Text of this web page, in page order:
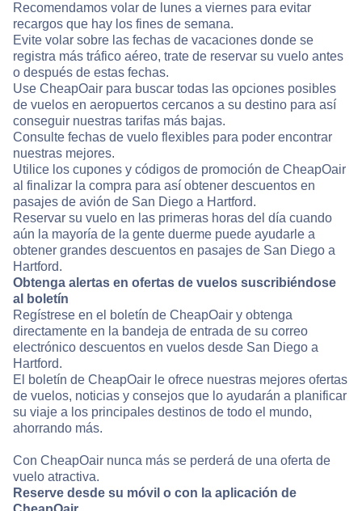
Recomendamos volar de lunes a viernes para evitar
recargos que hay los fines de semana.
Evite volar sobre las fechas de vacaciones donde se
registra más tráfico aéreo, trate de reservar su vuelo antes
o después de estas fechas.
Use CheapOair para buscar todas las opciones posibles
de vuelos en aeropuertos cercanos a su destino para así
conseguir nuestras tarifas más bajas.
Consulte fechas de vuelo flexibles para poder encontrar
nuestras mejores.
Utilice los cupones y códigos de promoción de CheapOair
al finalizar la compra para así obtener descuentos en
pasajes de avión de San Diego a Hartford.
Reservar su vuelo en las primeras horas del día cuando
aún la mayoría de la gente duerme puede ayudarle a
obtener grandes descuentos en pasajes de San Diego a
Hartford.
Obtenga alertas en ofertas de vuelos suscribiéndose
al boletín
Regístrese en el boletín de CheapOair y obtenga
directamente en la bandeja de entrada de su correo
electrónico descuentos en vuelos desde San Diego a
Hartford.
El boletín de CheapOair le ofrece nuestras mejores ofertas
de vuelos, noticias y consejos que lo ayudarán a planificar
su viaje a los principales destinos de todo el mundo,
ahorrando más.
Con CheapOair nunca más se perderá de una oferta de
vuelo atractiva.
Reserve desde su móvil o con la aplicación de